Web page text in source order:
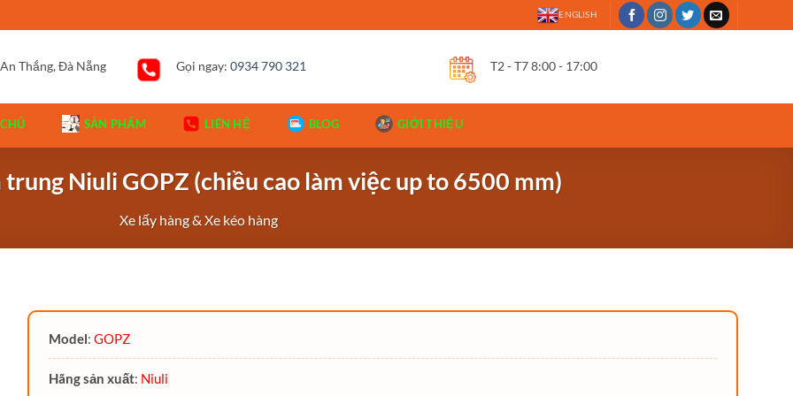
ENGLISH
Thắng, Đà Nẵng Gọi ngay: 0934 790 321 T2 - T7 8:00 - 17:00
SẢN PHẨM LIÊN HỆ BLOG GIỚI THIỆU
trung Niuli GOPZ (chiều cao làm việc up to 6500 mm)
Xe lấy hàng & Xe kéo hàng
Model: GOPZ
Hãng sản xuất: Niuli